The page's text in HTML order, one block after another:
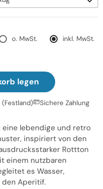
o. MwSt. inkl. MwSt.
legen
(Festland) Sichere Zahlung
eine lebendige und retro
inspiriert von den
Rottton
einem nutzbaren
es Wasser,
den Aperitif.